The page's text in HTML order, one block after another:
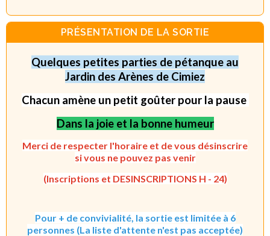
PRÉSENTATION DE LA SORTIE
Quelques petites parties de pétanque au
Jardin des Arènes de Cimiez
Chacun amène un petit goûter pour la pause
Dans la joie et la bonne humeur
Merci de respecter l'horaire et de vous désinscrire
si vous ne pouvez pas venir
(Inscriptions et DESINSCRIPTIONS H - 24)
Pour + de convivialité, la sortie est limitée à 6
personnes (La liste d'attente n'est pas acceptée)